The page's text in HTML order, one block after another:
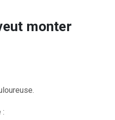
monter
: